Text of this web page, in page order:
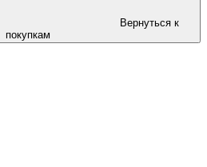
Вернуться к
покупкам